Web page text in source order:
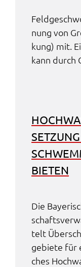
nung von
kung) mit.
kann durch
BIE­TEN
Die
telt
ge­bie­te für
ches